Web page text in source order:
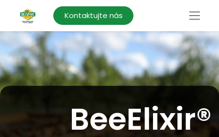
Kontaktujte nás
BeeElixir®